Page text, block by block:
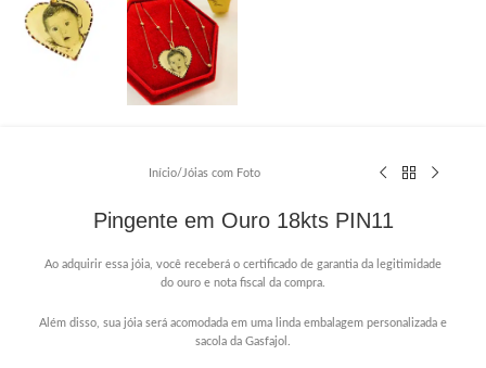
Início/ Jóias com Foto
Pingente em Ouro 18kts PIN11
Ao adquirir essa jóia, você receberá o certificado de garantia da legitimidade
do ouro e nota fiscal da compra.
Além disso, sua jóia será acomodada em uma linda embalagem personalizada e
sacola da Gasfajol.